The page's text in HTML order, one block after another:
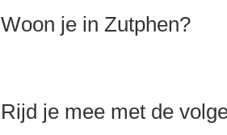
Woon je in Zutphen?
Rijd je mee met de